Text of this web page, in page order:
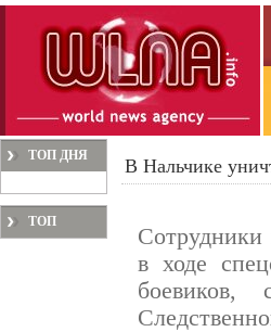
ТОП ДНЯ
ТОП
В Нальчике
Сотрудники
в ходе
боевиков,